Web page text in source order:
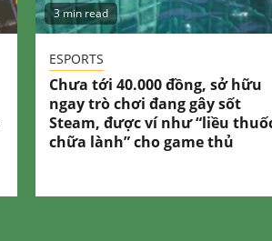
3 min read
ESPORTS
Chưa tới 40.000 đồng, sở hữu
ngay trò chơi đang gây sốt
Steam, được ví như “liều
chữa lành” cho game thủ